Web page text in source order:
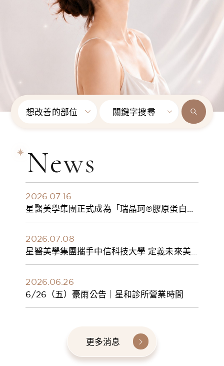
想改善的部位 關鍵字搜尋
News
2026.07.16
星醫美學集團正式成為「瑞晶珂®膠原蛋白植
入劑」台灣獨家總代理
2026.07.08
星醫美學集團攜手中信科技大學 定義未來美
學人才新標準 建構健康美學產學共育模式 串
2026.06.26
6/26（五）豪雨公告｜星和診所營業時間
更多消息